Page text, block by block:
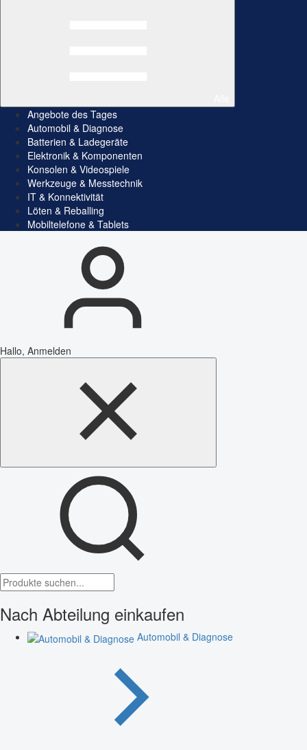
Angebote des Tages
Automobil & Diagnose
Batterien & Ladegeräte
Elektronik & Komponenten
Konsolen & Videospiele
Werkzeuge & Messtechnik
IT & Konnektivität
Löten & Reballing
Mobiltelefone & Tablets
Hallo, Anmelden
Nach Abteilung einkaufen
Automobil & Diagnose